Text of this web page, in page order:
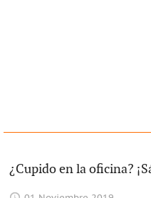
¿Cupido en la oficina?